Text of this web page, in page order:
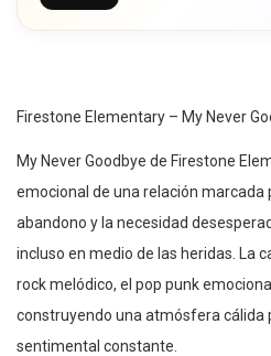
Firestone Elementary – My Never
My Never Goodbye de Firestone
emocional de una relación marcada
abandono y la necesidad
incluso en medio de las heridas. La
rock melódico, el pop punk
construyendo una atmósfera cálida
sentimental constante.